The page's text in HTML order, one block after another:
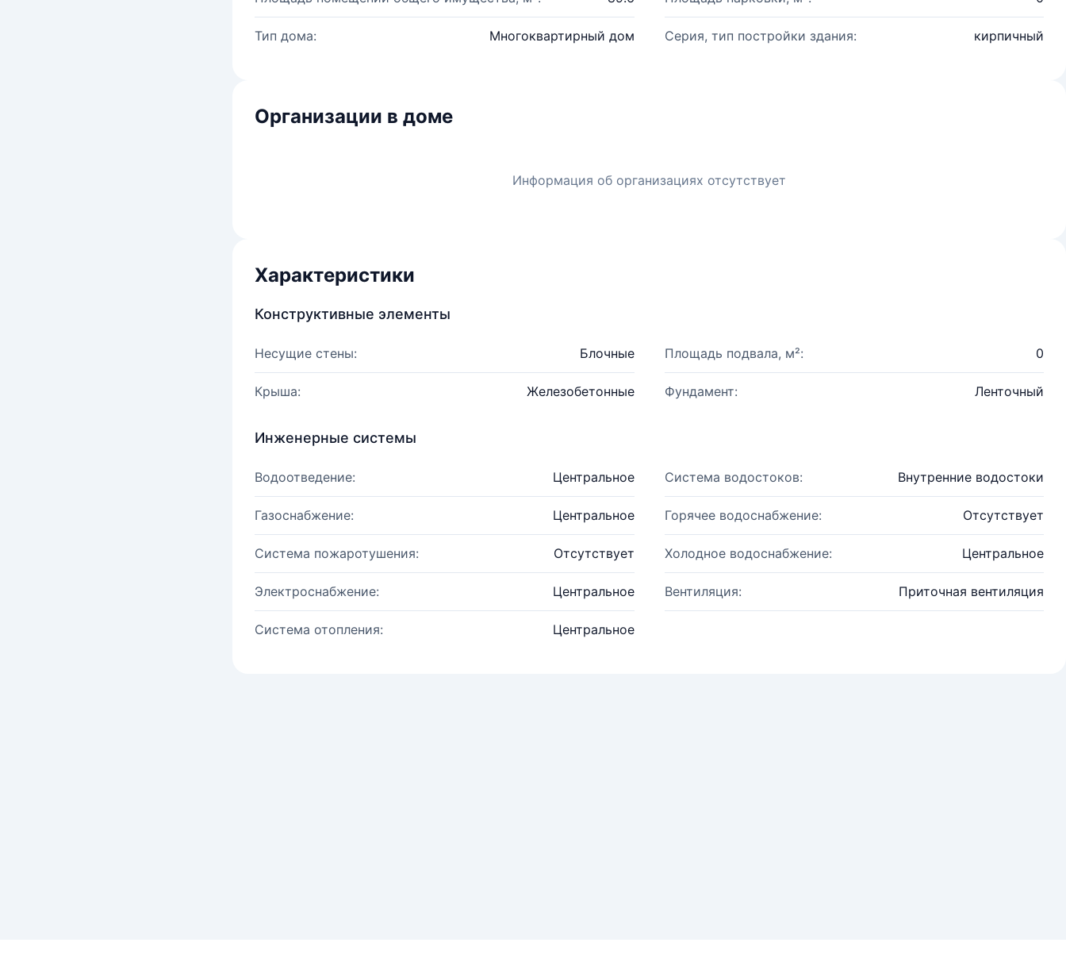
Тип дома: Многоквартирный дом Серия, тип постройки здания: кирпичный
Организации в доме
Информация об организациях отсутствует
Характеристики
Конструктивные элементы
Несущие стены: Блочные Площадь подвала, м²: 0
Крыша: Железобетонные Фундамент: Ленточный
Инженерные системы
Водоотведение: Центральное Система водостоков: Внутренние водостоки
Газоснабжение: Центральное Горячее водоснабжение: Отсутствует
Система пожаротушения: Отсутствует Холодное водоснабжение: Центральное
Электроснабжение: Центральное Вентиляция: Приточная вентиляция
Система отопления: Центральное